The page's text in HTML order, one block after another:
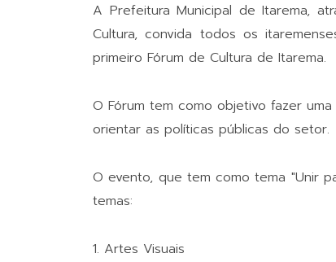
A Prefeitura Municipal de Itarema,
Cultura, convida todos os
primeiro Fórum de Cultura de Itarema.
O Fórum tem como objetivo fazer
orientar as políticas públicas do setor.
O evento, que tem como tema "Unir
temas:
1. Artes Visuais